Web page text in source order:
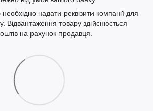
надати реквізити компанії для
Відвантаження товару здійснюється
на рахунок продавця.